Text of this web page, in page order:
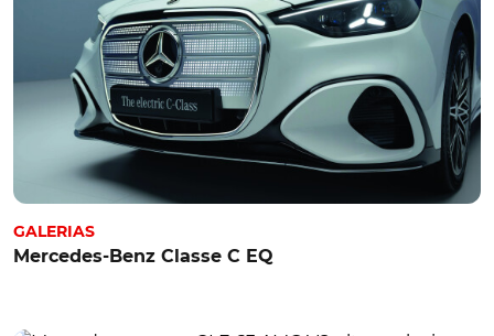
GALERIAS
Mercedes-Benz Classe C EQ